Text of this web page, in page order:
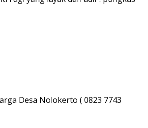
Desa Nolokerto ( 0823 7743